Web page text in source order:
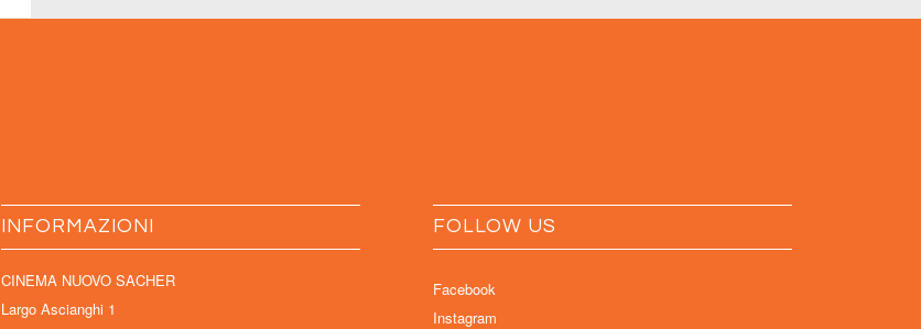
INFORMAZIONI
CINEMA NUOVO SACHER
Largo Ascianghi 1
FOLLOW US
Facebook
Instagram